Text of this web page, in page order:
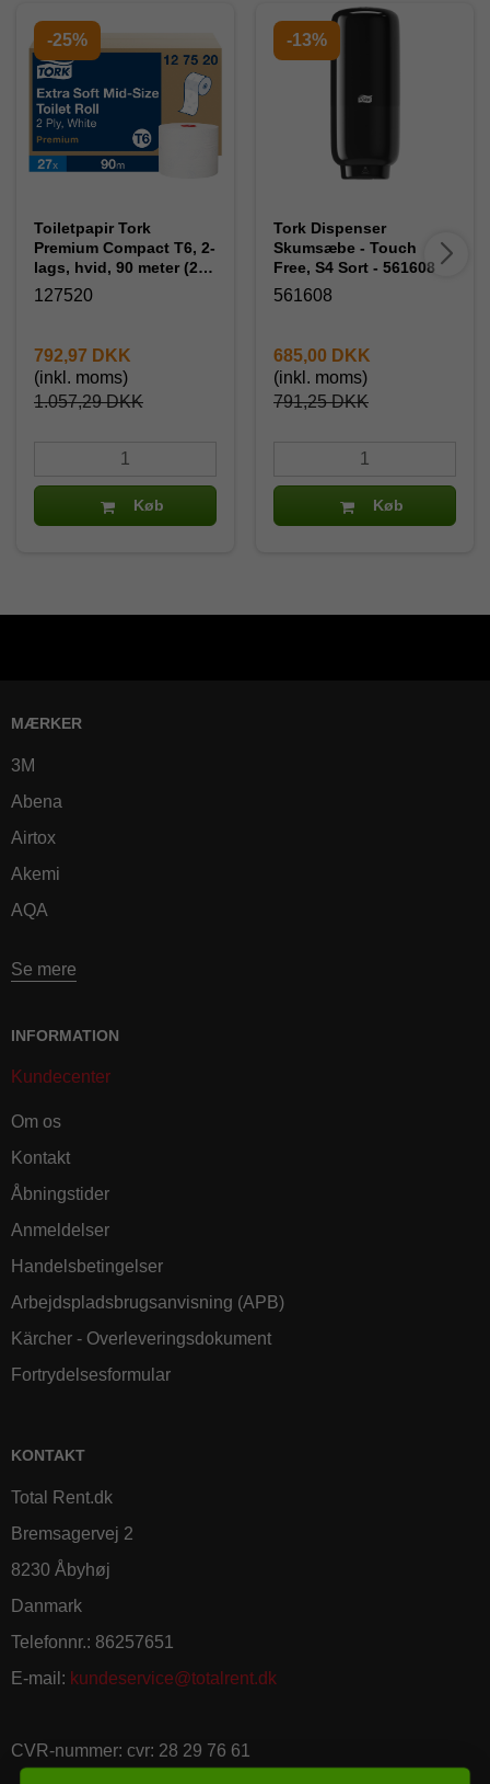
-25%
Toiletpapir Tork
Premium Compact T6, 2-
lags, hvid, 90 meter (27
ruller) 127520
127520
1.057,29 DKK
792,97 DKK
(inkl. moms)
Køb
-13%
Tork Dispenser
Skumsæbe - Touch
Free, S4 Sort - 561608
561608
791,25 DKK
685,00 DKK
(inkl. moms)
Køb
MÆRKER
3M
Abena
Airtox
Akemi
AQA
Se mere
INFORMATION
Kundecenter
Om os
Kontakt
Åbningstider
Anmeldelser
Handelsbetingelser
Arbejdspladsbrugsanvisning (APB)
Kärcher - Overleveringsdokument
Fortrydelsesformular
KONTAKT
Total Rent.dk
Bremsagervej 2
8230 Åbyhøj
Danmark
Telefonnr.: 86257651
E-mail : kundeservice@totalrent.dk
CVR-nummer: cvr: 28 29 76 61